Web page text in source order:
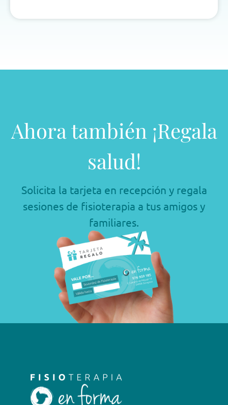
Ahora también ¡Regala
salud!
Solicita la tarjeta en recepción y regala
sesiones de fisioterapia a tus amigos y
familiares.